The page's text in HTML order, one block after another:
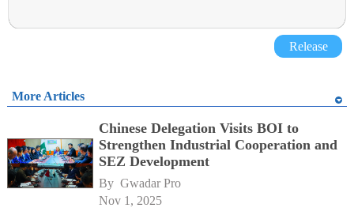
Release
More Articles
Chinese Delegation Visits BOI to
Strengthen Industrial Cooperation and
SEZ Development
By Gwadar Pro
Nov 1, 2025